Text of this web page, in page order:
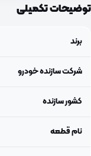
توضیحات تکمیلی
برند
شرکت سازنده خودرو
کشور سازنده
نام قطعه